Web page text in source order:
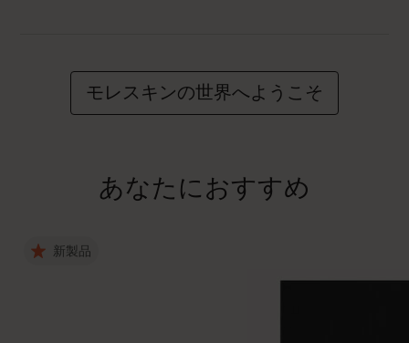
モレスキンの世界へようこそ
あなたにおすすめ
新製品